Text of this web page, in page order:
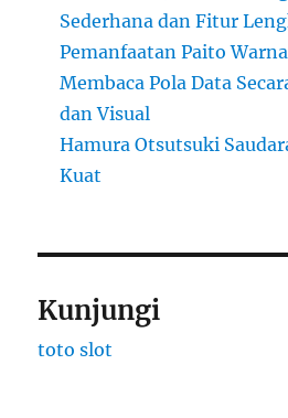
Sederhana dan Fitur
Pemanfaatan Paito
Membaca Pola Data
dan Visual
Hamura Otsutsuki
Kuat
Kunjungi
toto slot